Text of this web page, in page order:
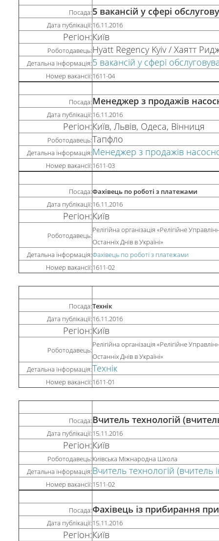
Посада:5 вакансій у сфері
Дата публікації:16.11.2016
Регіон:Київ
Роботодавець:Hyatt Regency Kyiv / Хаятт
Детальна інформація:5 вакансій у сфері
Номер вакансії:1611-04
Посада:Менеджер з продажів
Дата публікації:16.11.2016
Регіон:Київ, Львів, Одеса, Вінниця
Роботодавець:Тапфло
Детальна інформація:Менеджер з продажів
Номер вакансії:1611-03
Посада:Фахівець по роботі з платежами
Дата публікації:16.11.2016
Регіон:Київ
Роботодавець:
Релігійна організація «Релігійне
Останніх Днів в Україні»
Детальна інформація:Фахівець по роботі з платежами
Номер вакансії:1611-02
Посада:Технік
Дата публікації:16.11.2016
Регіон:Київ
Роботодавець:
Релігійна організація «Релігійне
Останніх Днів в Україні»
Детальна інформація:Технік
Номер вакансії:1611-01
Посада:Вчитель технологій
Дата публікації:15.11.2016
Регіон:Київ
Роботодавець:Київська Міжнародна Школа
Детальна інформація:Вчитель технологій (вчитель
Номер вакансії:1511-02
Посада:Фахівець із прибирання
Дата публікації:15.11.2016
Регіон:Київ